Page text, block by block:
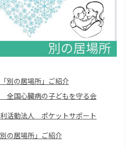
別の居場所」ご紹介
全国心臓病の子どもを守る会
活動法人 ポケットサポート
の居場所」ご紹介